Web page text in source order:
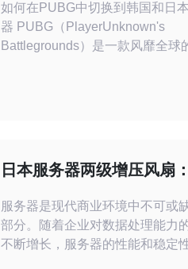
如何在PUBG中切换到韩国和日
器 PUBG（PlayerUnknown's
Battlegrounds）是一款风靡全球
日本服务器两级增压风扇
服务器是现代商业环境中不可或
部分。随着企业对数据处理能力
不断增长，服务器的性能和稳定